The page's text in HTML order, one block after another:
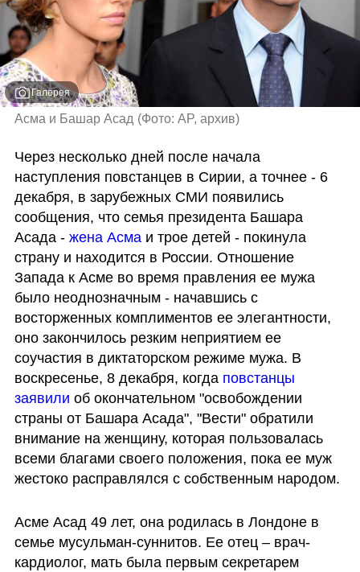
Галерея
Асма и Башар Асад (Фото: AP, архив)
Через несколько дней после начала
наступления повстанцев в Сирии, а точнее - 6
декабря, в зарубежных СМИ появились
сообщения, что семья президента Башара
Асада - жена Асма и трое детей - покинула
страну и находится в России. Отношение
Запада к Асме во время правления ее мужа
было неоднозначным - начавшись с
восторженных комплиментов ее элегантности,
оно закончилось резким неприятием ее
соучастия в диктаторском режиме мужа. В
воскресенье, 8 декабря, когда повстанцы
заявили об окончательном "освобождении
страны от Башара Асада", "Вести" обратили
внимание на женщину, которая пользовалась
всеми благами своего положения, пока ее муж
жестоко расправлялся с собственным народом.
Асме Асад 49 лет, она родилась в Лондоне в
семье мусульман-суннитов. Ее отец – врач-
кардиолог, мать была первым секретарем